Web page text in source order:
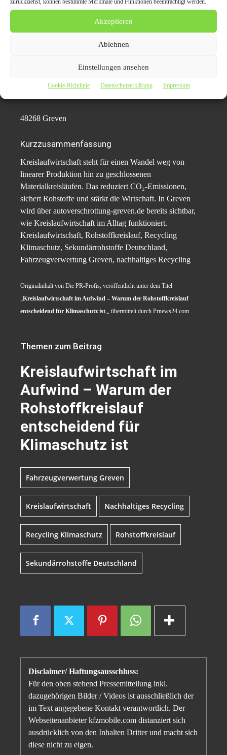
zurückziehst, können bestimmte Merkmale und Funktionen beeinträchtigt werden.
Akzeptieren
Ablehnen
Einstellungen ansehen
Cookie-Richtlinie Datenschutzerklärung Impressum
Pressekontakt:
A. Lahib
Tel: 015204045656
48268 Greven
Kurzzusammenfassung
Kreislaufwirtschaft steht für einen Wandel weg von
linearer Produktion hin zu geschlossenen
Materialkreisläufen. Das reduziert CO₂-Emissionen,
sichert Rohstoffe und stärkt die Wirtschaft. In Greven
wird über autoverschrottung-greven.de bereits sichtbar,
wie Kreislaufwirtschaft im Alltag funktioniert.
Kreislaufwirtschaft, Rohstoffkreislauf, Recycling
Klimaschutz, Sekundärrohstoffe Deutschland,
Fahrzeugverwertung Greven, nachhaltiges Recycling
Originalinhalt von Die PR-Profis, veröffentlicht unter dem Titel
„Kreislaufwirtschaft im Aufwind – Warum der Rohstoffkreislauf
entscheidend für Klimaschutz ist„, übermittelt durch Prnews24.com
Themen zum Beitrag
Kreislaufwirtschaft im
Aufwind – Warum der
Rohstoffkreislauf
entscheidend für
Klimaschutz ist
Fahrzeugverwertung Greven
Kreislaufwirtschaft Nachhaltiges Recycling
Recycling Klimaschutz Rohstoffkreislauf
Sekundärrohstoffe Deutschland
Disclaimer/ Haftungsausschluss:
Für den oben stehend Pressemitteilung inkl.
dazugehörigen Bilder / Videos ist ausschließlich der
im Text angegebene Kontakt verantwortlich. Der
Webseitenanbieter kfzmobile.com distanziert sich
ausdrücklich von den Inhalten Dritter und macht sich
diese nicht zu eigen.